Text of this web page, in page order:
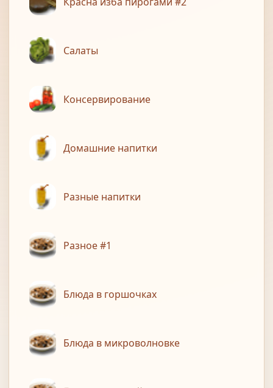
Салаты
Консервирование
Домашние напитки
Разные напитки
Разное #1
Блюда в горшочках
Блюда в микроволновке